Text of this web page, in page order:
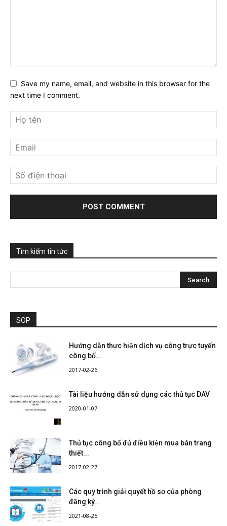
Save my name, email, and website in this browser for the
next time I comment.
Tìm kiếm tin tức
SOP
Hướng dẫn thực hiện dịch vụ công trực tuyến
công bố...
2017-02-26
Tài liệu hướng dẫn sử dụng các thủ tục DAV
2020-01-07
Thủ tục công bố đủ điều kiện mua bán trang
thiết...
2017-02-27
Các quy trình giải quyết hồ sơ của phòng
đăng ký...
2021-08-25